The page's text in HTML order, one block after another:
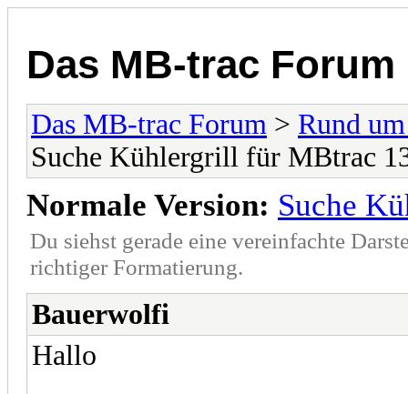
Das MB-trac Forum
Das MB-trac Forum > Rund
Suche Kühlergrill für MBtrac
Normale Version: Suche
Du siehst gerade eine vereinfachte
richtiger Formatierung.
Bauerwolfi
Hallo